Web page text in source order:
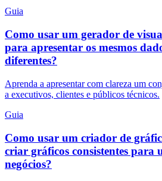
Guia
Como usar um gerador de
para apresentar os mesmos
diferentes?
Aprenda a apresentar com clareza um
a executivos, clientes e públicos técnicos.
Guia
Como usar um criador de
criar gráficos consistentes para
negócios?